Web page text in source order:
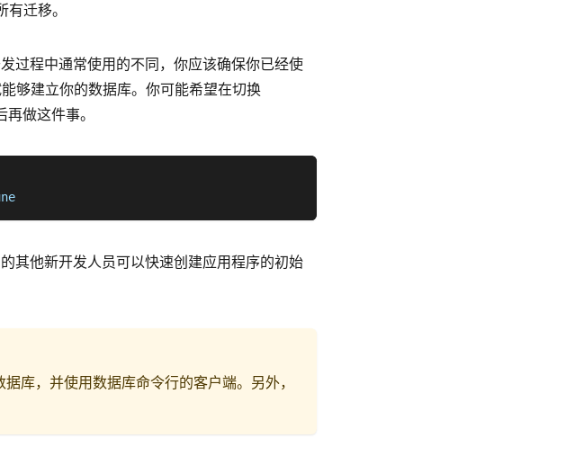
迁移。
过程中通常使用的不同，你应该确保你已经使
够建立你的数据库。你可能希望在切换
做这件事。
其他新开发人员可以快速创建应用程序的初始
库，并使用数据库命令行的客户端。另外，